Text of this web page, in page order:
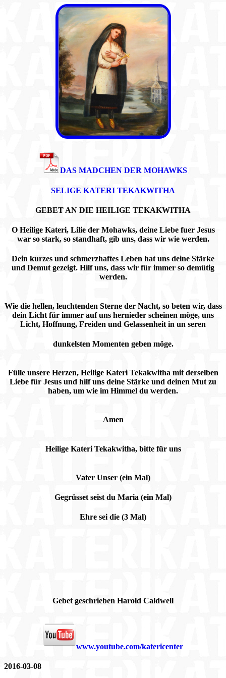
DAS MADCHEN DER MOHAWKS
SELIGE KATERI TEKAKWITHA
GEBET AN DIE HEILIGE TEKAKWITHA
O Heilige Kateri, Lilie der Mohawks, deine Liebe fuer Jesus
war so stark, so standhaft, gib uns, dass wir wie werden.
Dein kurzes und schmerzhaftes Leben hat uns deine Stärke
und Demut gezeigt. Hilf uns, dass wir für immer so demütig
werden.
Wie die hellen, leuchtenden Sterne der Nacht, so beten wir, dass
dein Licht für immer auf uns hernieder scheinen möge, uns
Licht, Hoffnung, Freiden und Gelassenheit in un seren
dunkelsten Momenten geben möge.
Fülle unsere Herzen, Heilige Kateri Tekakwitha mit derselben
Liebe für Jesus und hilf uns deine Stärke und deinen Mut zu
haben, um wie im Himmel du werden.
Amen
Heilige Kateri Tekakwitha, bitte für uns
Vater Unser (ein Mal)
Gegrüsset seist du Maria (ein Mal)
Ehre sei die (3 Mal)
Gebet geschrieben Harold Caldwell
www.youtube.com/katericenter
2016-03-08